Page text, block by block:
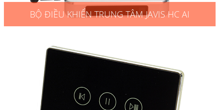
BỘ ĐIỀU KHIỂN TRUNG TÂM JAVIS HC AI